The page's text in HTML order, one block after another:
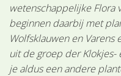
wetenschappelijke Flora
beginnen daarbij met
Wolfsklauwen en
uit de groep der Klokjes-
je aldus een andere